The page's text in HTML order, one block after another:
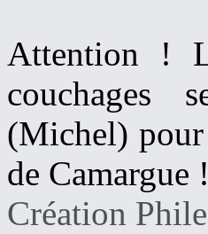
Attention !
couchages
(Michel)
de Camargue !
Création